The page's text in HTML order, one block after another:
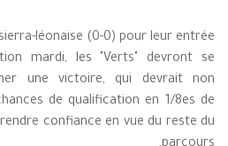
léonaise (0-0) pour leur entrée
mardi, les "Verts" devront se
une victoire, qui devrait non
de qualification en 1/8es de
confiance en vue du reste du